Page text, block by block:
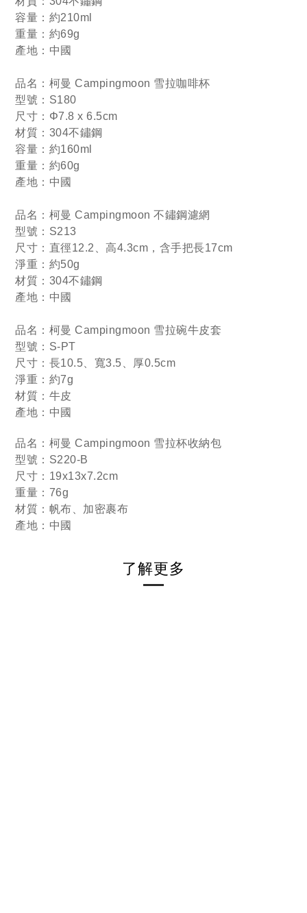
容量：約210ml
重量：約69g
產地：中國
品名：柯曼 Campingmoon 雪拉咖啡杯
型號：S180
尺寸：Φ7.8 x 6.5cm
材質：304不鏽鋼
容量：約160ml
重量：約60g
產地：中國
品名：柯曼 Campingmoon 不鏽鋼濾網
型號：S213
尺寸：直徑12.2、高4.3cm，含手把長17cm
淨重：約50g
材質：304不鏽鋼
產地：中國
品名：柯曼 Campingmoon 雪拉碗牛皮套
型號：S-PT
尺寸：長10.5、寬3.5、厚0.5cm
淨重：約7g
材質：牛皮
產地：中國
品名：柯曼 Campingmoon 雪拉杯收納包
型號：S220-B
尺寸：19x13x7.2cm
重量：76g
材質：帆布、加密裹布
產地：中國
了解更多